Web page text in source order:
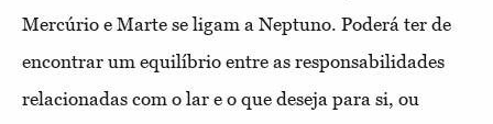
Mercúrio e Marte se ligam a Neptuno. Poderá ter de
encontrar um equilíbrio entre as responsabilidades
relacionadas com o lar e o que deseja para si, ou